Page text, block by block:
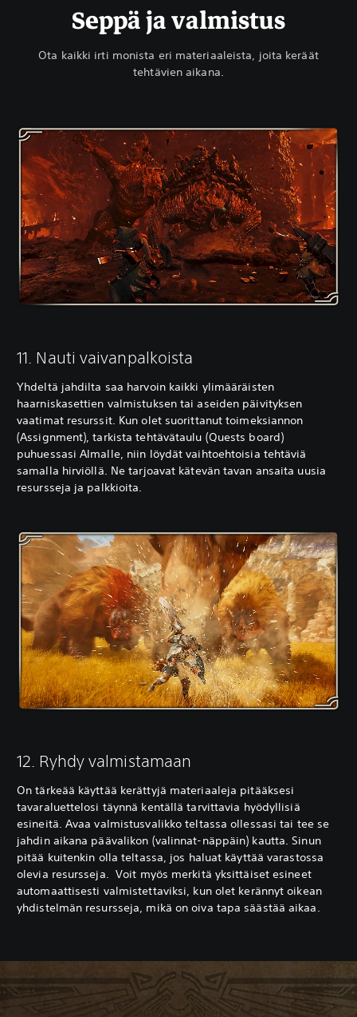
Seppä ja valmistus
Ota kaikki irti monista eri materiaaleista, joita keräät
tehtävien aikana.
11. Nauti vaivanpalkoista
Yhdeltä jahdilta saa harvoin kaikki ylimääräisten
haarniskasettien valmistuksen tai aseiden päivityksen
vaatimat resurssit. Kun olet suorittanut toimeksiannon
(Assignment), tarkista tehtävätaulu (Quests board)
puhuessasi Almalle, niin löydät vaihtoehtoisia tehtäviä
samalla hirviöllä. Ne tarjoavat kätevän tavan ansaita uusia
resursseja ja palkkioita.
12. Ryhdy valmistamaan
On tärkeää käyttää kerättyjä materiaaleja pitääksesi
tavaraluettelosi täynnä kentällä tarvittavia hyödyllisiä
esineitä. Avaa valmistusvalikko teltassa ollessasi tai tee se
jahdin aikana päävalikon (valinnat-näppäin) kautta. Sinun
pitää kuitenkin olla teltassa, jos haluat käyttää varastossa
olevia resursseja. Voit myös merkitä yksittäiset esineet
automaattisesti valmistettaviksi, kun olet kerännyt oikean
yhdistelmän resursseja, mikä on oiva tapa säästää aikaa.